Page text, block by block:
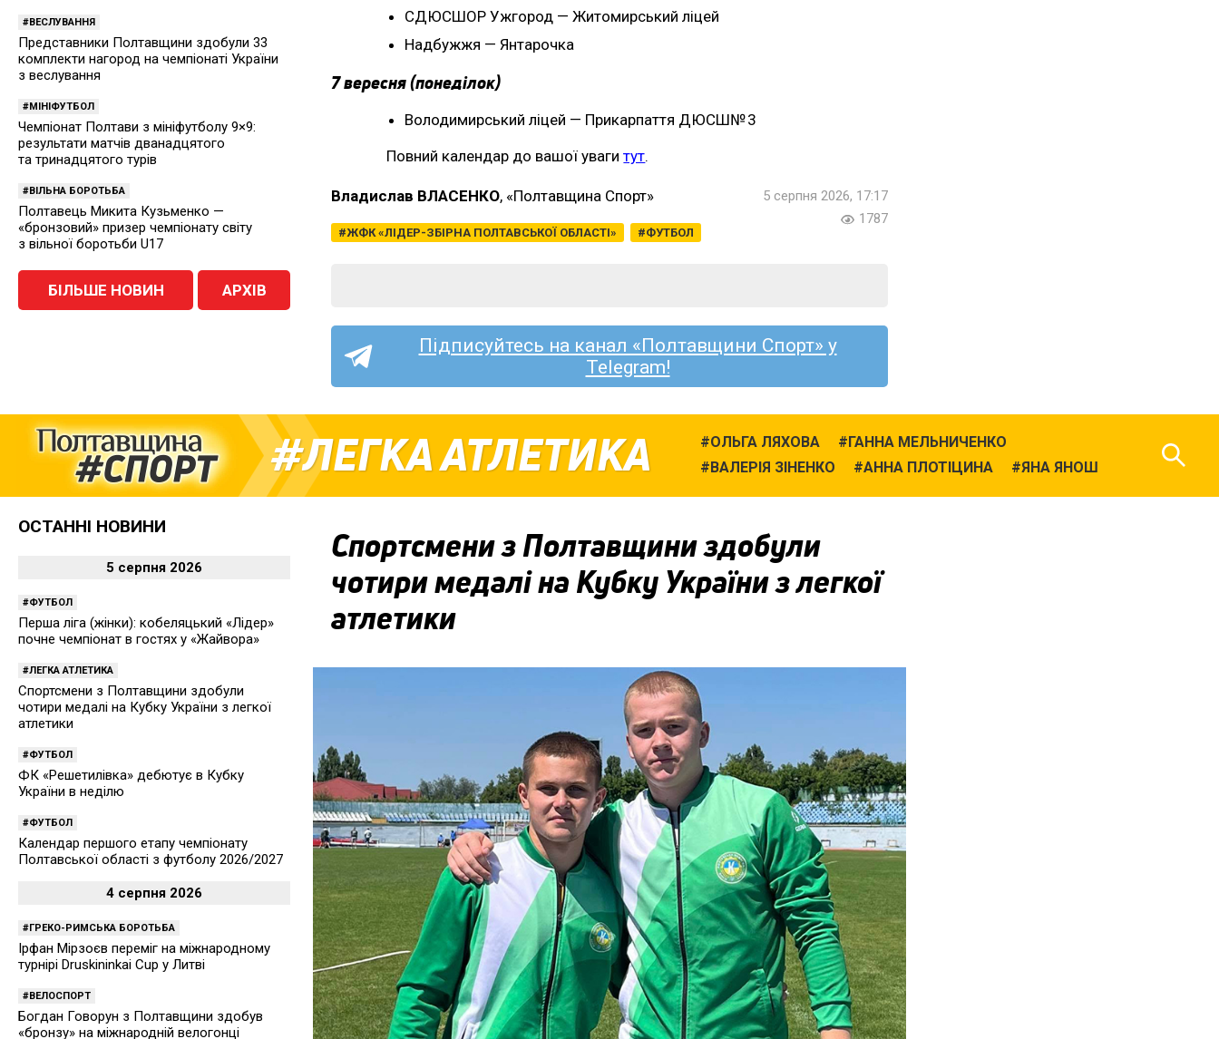
СДЮСШОР Ужгород — Житомирський ліцей
Надбужжя — Янтарочка
7 вересня (понеділок)
Володимирський ліцей — Прикарпаття ДЮСШ№ 3
Повний календар до вашої увагитут.
Владислав ВЛАСЕНКО, «Полтавщина Спорт»
ЖФК «ЛІДЕР-ЗБІРНА ПОЛТАВСЬКОЇ ОБЛАСТІ» ФУТБОЛ
5 серпня 2026, 17:17
1787
Підписуйтесь на канал «Полтавщини Спорт» у
Telegram!
ВЕСЛУВАННЯ
Представники Полтавщини здобули 33
комплекти нагород на чемпіонаті України
з веслування
МІНІФУТБОЛ
Чемпіонат Полтави з мініфутболу 9×9:
результати матчів дванадцятого
та тринадцятого турів
ВІЛЬНА БОРОТЬБА
Полтавець Микита Кузьменко —
«бронзовий» призер чемпіонату світу
з вільної боротьби U17
БІЛЬШЕ НОВИН АРХІВ
ЛЕГКА АТЛЕТИКА ОЛЬГА ЛЯХОВА
ГАННА МЕЛЬНИЧЕНКО
ВАЛЕРІЯ ЗІНЕНКО
АННА ПЛОТІЦИНА ЯНА ЯНОШ
Спортсмени з Полтавщини здобули
чотири медалі на Кубку України з легкої
атлетики
ОСТАННІ НОВИНИ
5 серпня 2026
ФУТБОЛ
Перша ліга (жінки): кобеляцький «Лідер»
почне чемпіонат в гостях у «Жайвора»
ЛЕГКА АТЛЕТИКА
Спортсмени з Полтавщини здобули
чотири медалі на Кубку України з легкої
атлетики
ФУТБОЛ
ФК «Решетилівка» дебютує в Кубку
України в неділю
ФУТБОЛ
Календар першого етапу чемпіонату
Полтавської області з футболу 2026/2027
4 серпня 2026
ГРЕКО-РИМСЬКА БОРОТЬБА
Ірфан Мірзоєв переміг на міжнародному
турнірі Druskininkai Cup у Литві
ВЕЛОСПОРТ
Богдан Говорун з Полтавщини здобув
«бронзу» на міжнародній велогонці